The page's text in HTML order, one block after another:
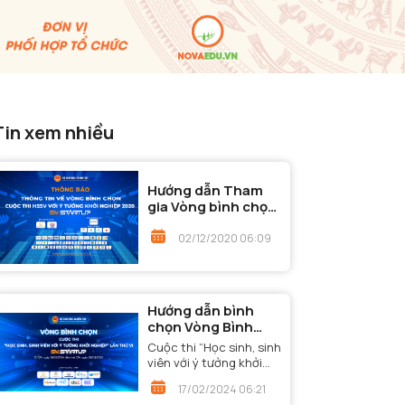
xem nhiều
Hướng dẫn Tham
gia Vòng bình chọn
sinh, sinh viên với ý
02/12/2020 06:09
Hướng dẫn bình
chọn Vòng Bình
chọn - Cuộc thi
“Học sinh, sinh viên
với ý tưởng khởi
nghiệp” lần thứ VI
Cuộc thi “Học sinh, sinh
viên với ý tưởng khởi
nghiệp” lần thứ VI đã
bước đến Vòng Bình
17/02/2024 06:21